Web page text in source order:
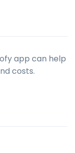
app can help
costs.